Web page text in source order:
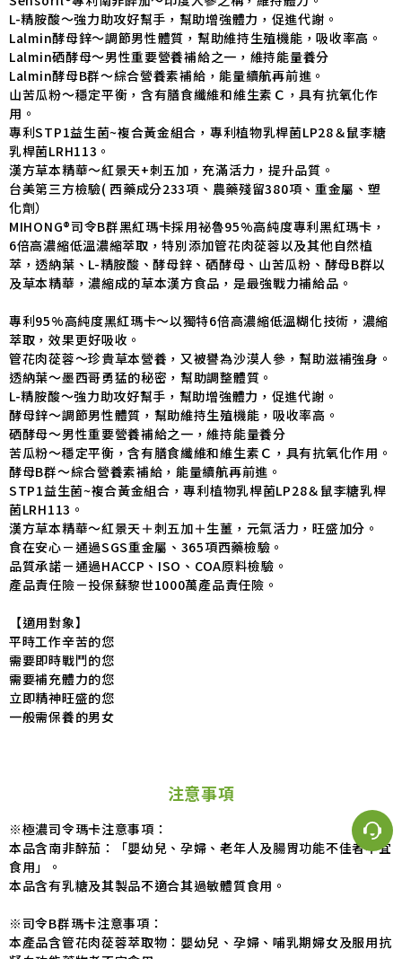
L-精胺酸～強力助攻好幫手，幫助增強體力，促進代謝。
Lalmin酵母鋅～調節男性體質，幫助維持生殖機能，吸收率高。
Lalmin硒酵母～男性重要營養補給之一，維持能量養分
Lalmin酵母B群～綜合營養素補給，能量續航再前進。
山苦瓜粉～穩定平衡，含有膳食纖維和維生素Ｃ，具有抗氧化作
用。
專利STP1益生菌~複合黃金組合，專利植物乳桿菌LP28＆鼠李糖
乳桿菌LRH113。
漢方草本精華～紅景天+刺五加，充滿活力，提升品質。
台美第三方檢驗( 西藥成分233項、農藥殘留380項、重金屬、塑
化劑）
MIHONG®司令B群黑紅瑪卡採用祕魯95%高純度專利黑紅瑪卡，
6倍高濃縮低溫濃縮萃取，特別添加管花肉蓯蓉以及其他自然植
萃，透納葉、L-精胺酸、酵母鋅、硒酵母、山苦瓜粉、酵母B群以
及草本精華，濃縮成的草本漢方食品，是最強戰力補給品。
專利95%高純度黑紅瑪卡～以獨特6倍高濃縮低溫糊化技術，濃縮
萃取，效果更好吸收。
管花肉蓯蓉～珍貴草本營養，又被譽為沙漠人參，幫助滋補強身。
透納葉～墨西哥勇猛的秘密，幫助調整體質。
L-精胺酸～強力助攻好幫手，幫助增強體力，促進代謝。
酵母鋅～調節男性體質，幫助維持生殖機能，吸收率高。
硒酵母～男性重要營養補給之一，維持能量養分
苦瓜粉～穩定平衡，含有膳食纖維和維生素Ｃ，具有抗氧化作用。
酵母B群～綜合營養素補給，能量續航再前進。
STP1益生菌~複合黃金組合，專利植物乳桿菌LP28＆鼠李糖乳桿
菌LRH113。
漢方草本精華～紅景天＋刺五加＋生薑，元氣活力，旺盛加分。
食在安心－通過SGS重金屬、365項西藥檢驗。
品質承諾－通過HACCP、ISO、COA原料檢驗。
產品責任險－投保蘇黎世1000萬產品責任險。
【適用對象】
平時工作辛苦的您
需要即時戰鬥的您
需要補充體力的您
立即精神旺盛的您
一般需保養的男女
注意事項
※極濃司令瑪卡注意事項：
本品含南非醉茄：「嬰幼兒、孕婦、老年人及腸胃功能不佳者不宜
食用」。
本品含有乳糖及其製品不適合其過敏體質食用。
※司令B群瑪卡注意事項：
本產品含管花肉蓯蓉萃取物：嬰幼兒、孕婦、哺乳期婦女及服用抗